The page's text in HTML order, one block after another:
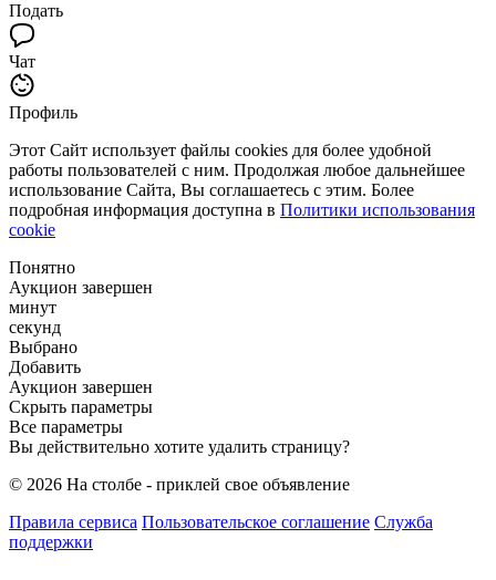
Подать
Чат
Профиль
Этот Сайт использует файлы cookies для более удобной
работы пользователей с ним. Продолжая любое дальнейшее
использование Сайта, Вы соглашаетесь с этим. Более
подробная информация доступна в Политики использования
cookie
Понятно
Аукцион завершен
минут
секунд
Выбрано
Добавить
Аукцион завершен
Скрыть параметры
Все параметры
Вы действительно хотите удалить страницу?
© 2026 На столбе - приклей свое объявление
Правила сервиса Пользовательское соглашение Служба
поддержки